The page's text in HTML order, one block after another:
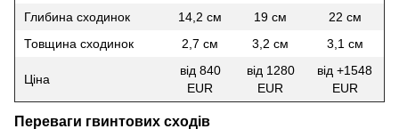
Глибина сходинок
14,2 см 19 см
22 см
Товщина сходинок
2,7 см 3,2 см 3,1 см
Ціна
від 840
EUR
від 1280
EUR
від +1548
EUR
Переваги гвинтових сходів